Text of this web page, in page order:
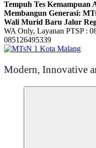
Tempuh Tes Kemampuan
Membangun Generasi:
Wali Murid Baru Jalur
WA Only, Layanan PTSP :
085126495339
Modern, Innovative